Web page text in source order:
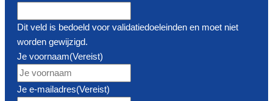
Dit veld is bedoeld voor validatiedoeleinden en moet niet
worden gewijzigd.
Je voornaam(Vereist)
Je e-mailadres(Vereist)